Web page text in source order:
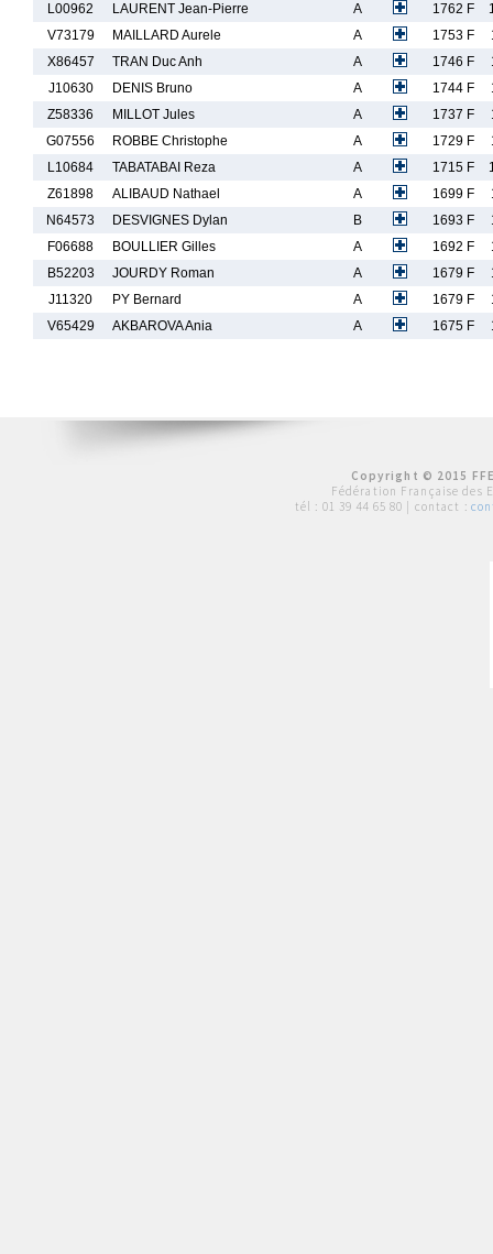
L00962
LAURENT Jean-Pierre A 1762 F
V73179
MAILLARD Aurele A 1753 F
X86457
TRAN Duc Anh A 1746 F
J10630
DENIS Bruno A 1744 F
Z58336
MILLOT Jules A 1737 F
G07556
ROBBE Christophe A 1729 F
L10684
TABATABAI Reza A 1715 F
Z61898
ALIBAUD Nathael A 1699 F
N64573
DESVIGNES Dylan B 1693 F
F06688
BOULLIER Gilles A 1692 F
B52203
JOURDY Roman A 1679 F
J11320
PY Bernard A 1679 F
V65429
AKBAROVA Ania A 1675 F
Copyright © 2015
Fédération Française des
tél : 01 39 44 65 80 | contact :